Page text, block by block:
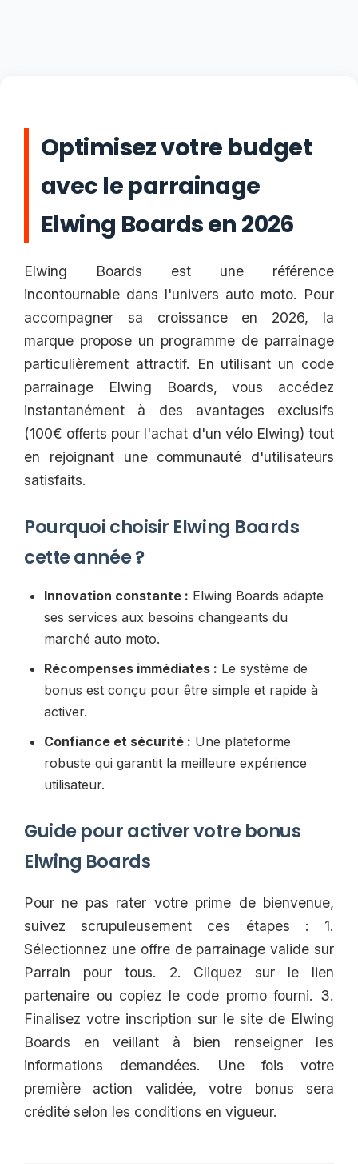
Optimisez votre budget
avec le parrainage
Elwing Boards en 2026
Elwing Boards est une référence
incontournable dans l'univers auto moto. Pour
accompagner sa croissance en 2026, la
marque propose un programme de parrainage
particulièrement attractif. En utilisant un code
parrainage Elwing Boards, vous accédez
instantanément à des avantages exclusifs
(100€ offerts pour l'achat d'un vélo Elwing) tout
en rejoignant une communauté d'utilisateurs
satisfaits.
Pourquoi choisir Elwing Boards
cette année ?
Innovation constante : Elwing Boards adapte
ses services aux besoins changeants du
marché auto moto.
Récompenses immédiates : Le système de
bonus est conçu pour être simple et rapide à
activer.
Confiance et sécurité : Une plateforme
robuste qui garantit la meilleure expérience
utilisateur.
Guide pour activer votre bonus
Elwing Boards
Pour ne pas rater votre prime de bienvenue,
suivez scrupuleusement ces étapes : 1.
Sélectionnez une offre de parrainage valide sur
Parrain pour tous. 2. Cliquez sur le lien
partenaire ou copiez le code promo fourni. 3.
Finalisez votre inscription sur le site de Elwing
Boards en veillant à bien renseigner les
informations demandées. Une fois votre
première action validée, votre bonus sera
crédité selon les conditions en vigueur.